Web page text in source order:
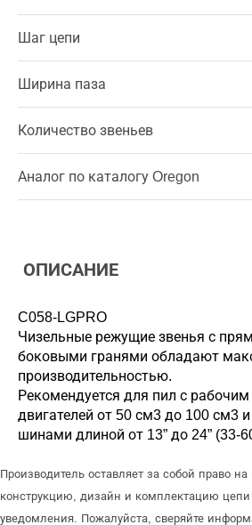
Шаг цепи
Ширина паза
Количество звеньев
Аналог по каталогу Oregon
ОПИСАНИЕ
C058-LGPRO
Чизельные режущие звенья с
боковыми гранями обладают
производительностью.
Рекомендуется для пил с
двигателей от 50 см3 до 100 см3
шинами длиной от 13” до 24” (33-
Производитель оставляет за собой право
конструкцию, дизайн и комплектацию цепи
уведомления. Пожалуйста, сверяйте